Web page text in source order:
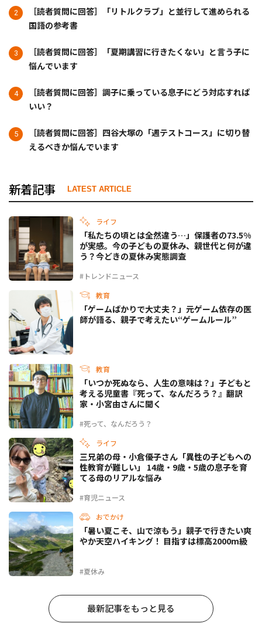
［読者質問に回答］「リトルクラブ」と並行して進められる
国語の参考書
［読者質問に回答］「夏期講習に行きたくない」と言う子に
悩んでいます
［読者質問に回答］調子に乗っている息子にどう対応すれば
いい？
［読者質問に回答］四谷大塚の「週テストコース」に切り替
えるべきか悩んでいます
新着記事 LATEST ARTICLE
ライフ
#トレンドニュース
「私たちの頃とは全然違う…」保護者の73.5%
が実感。今の子どもの夏休み、親世代と何が違
う？今どきの夏休み実態調査
教育
「ゲームばかりで大丈夫？」元ゲーム依存の医
師が語る、親子で考えたい“ゲームルール”
教育
#死って、なんだろう？
「いつか死ぬなら、人生の意味は？」子どもと
考える児童書『死って、なんだろう？』翻訳
家・小宮由さんに聞く
ライフ
#育児ニュース
三兄弟の母・小倉優子さん「異性の子どもへの
性教育が難しい」 14歳・9歳・5歳の息子を育
てる母のリアルな悩み
おでかけ
#夏休み
「暑い夏こそ、山で涼もう」親子で行きたい爽
やか天空ハイキング！ 目指すは標高2000m級
最新記事をもっと見る